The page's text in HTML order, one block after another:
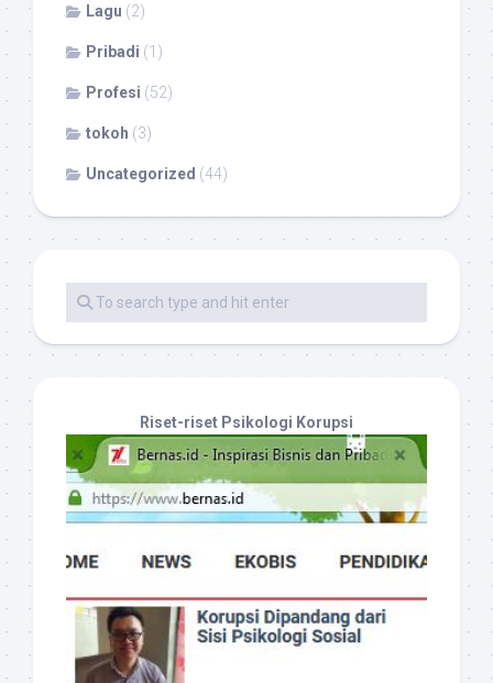
Lagu (2)
Pribadi (1)
Profesi (52)
tokoh (3)
Uncategorized (44)
Riset-riset Psikologi Korupsi